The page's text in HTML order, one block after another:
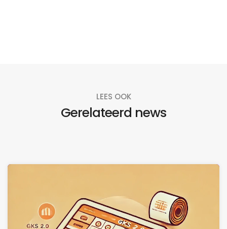
LEES OOK
Gerelateerd news